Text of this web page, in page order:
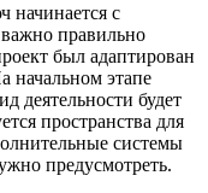
начинается с
важно правильно
был адаптирован
начальном этапе
деятельности будет
пространства для
системы
предусмотреть.